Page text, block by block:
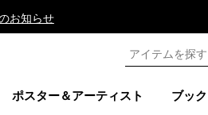
お知らせ
ポスター＆アーティスト ブック